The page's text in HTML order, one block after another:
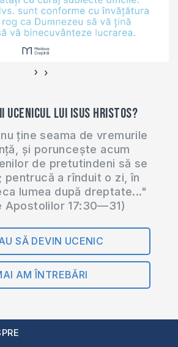
‹ ›
ucenicul lui Isus Hristos?
ține seama de vremurile
și poruncește acum
de pretutindeni să se
pentrucă a rînduit o zi, în
lumea după dreptate..."
Apostolilor 17:30—31)
SĂ DEVIN UCENIC
AM ÎNTREBĂRI